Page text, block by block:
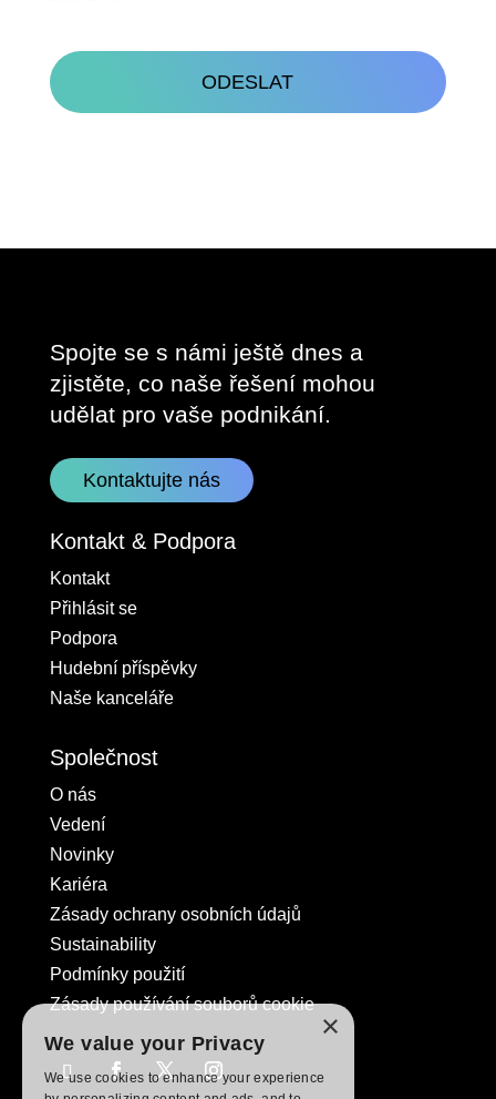
Spojte se s námi ještě dnes a
zjistěte, co naše řešení mohou
udělat pro vaše podnikání.
Kontaktujte nás
Kontakt & Podpora
Kontakt
Přihlásit se
Podpora
Hudební příspěvky
Naše kanceláře
Společnost
O nás
Vedení
Novinky
Kariéra
Zásady ochrany osobních údajů
Sustainability
Podmínky použití
Zásady používání souborů cookie
×
We value your Privacy
We use cookies to enhance your experience